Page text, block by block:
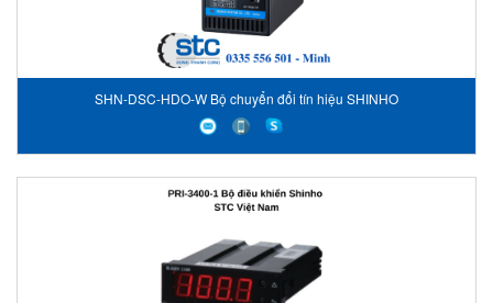
SHN-DSC-HDO-W Bộ chuyển đổi tín hiệu SHINHO